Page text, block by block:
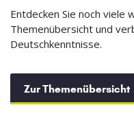
Entdecken Sie noch viele
Themenübersicht und
Deutschkenntnisse.
Zur Themenübersicht